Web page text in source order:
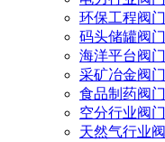
环保工程阀门
码头储罐阀门
海洋平台阀门
采矿冶金阀门
食品制药阀门
空分行业阀门
天然气行业阀